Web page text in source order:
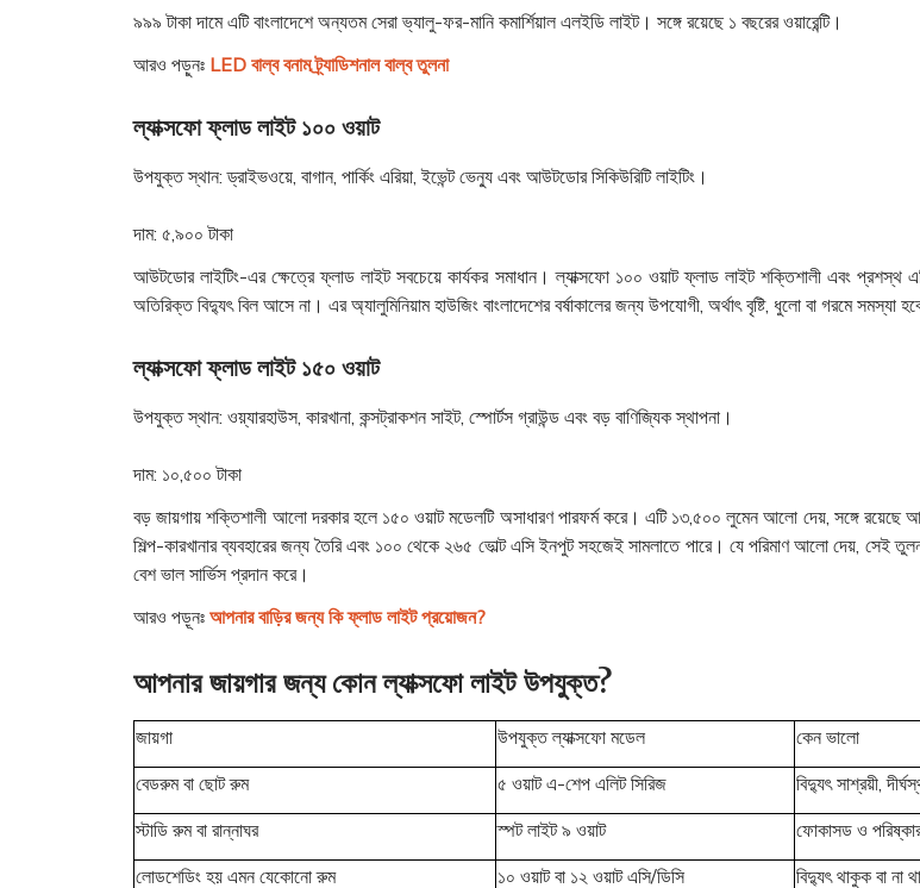
৯৯৯ টাকা দামে এটি বাংলাদেশে অন্যতম সেরা ভ্যালু-ফর-মানি কমার্শিয়াল এলইডি লাইট। সঙ্গে রয়েছে ১ বছরের ওয়ারেন্টি।
আরও পড়ুনঃ LED বাল্ব বনাম ট্র্যাডিশনাল বাল্ব তুলনা
ল্যাক্সফো ফ্লাড লাইট ১০০ ওয়াট
উপযুক্ত স্থান: ড্রাইভওয়ে, বাগান, পার্কিং এরিয়া, ইভেন্ট ভেন্যু এবং আউটডোর সিকিউরিটি লাইটিং।
দাম: ৫,৯০০ টাকা
আউটডোর লাইটিং-এর ক্ষেত্রে ফ্লাড লাইট সবচেয়ে কার্যকর সমাধান। ল্যাক্সফো ১০০ ওয়াট ফ্লাড লাইট শক্তিশালী এবং
অতিরিক্ত বিদ্যুৎ বিল আসে না। এর অ্যালুমিনিয়াম হাউজিং বাংলাদেশের বর্ষাকালের জন্য উপযোগী, অর্থাৎ বৃষ্টি, ধুলো বা গরমে সমস্যা
ল্যাক্সফো ফ্লাড লাইট ১৫০ ওয়াট
উপযুক্ত স্থান: ওয়্যারহাউস, কারখানা, কন্সট্রাকশন সাইট, স্পোর্টস গ্রাউন্ড এবং বড় বাণিজ্যিক স্থাপনা।
দাম: ১০,৫০০ টাকা
বড় জায়গায় শক্তিশালী আলো দরকার হলে ১৫০ ওয়াট মডেলটি অসাধারণ পারফর্ম করে। এটি ১৩,৫০০ লুমেন আলো দেয়, সঙ্গে রয়েছে
শিল্প-কারখানার ব্যবহারের জন্য তৈরি এবং ১০০ থেকে ২৬৫ ভোল্ট এসি ইনপুট সহজেই সামলাতে পারে। যে পরিমাণ আলো দেয়, সেই
বেশ ভাল সার্ভিস প্রদান করে।
আরও পড়ূনঃ আপনার বাড়ির জন্য কি ফ্লাড লাইট প্রয়োজন?
আপনার জায়গার জন্য কোন ল্যাক্সফো লাইট উপযুক্ত?
জায়গা উপযুক্ত ল্যাক্সফো মডেল
কেন ভালো
বেডরুম বা ছোট রুম
৫ ওয়াট এ-শেপ এলিট সিরিজ
বিদ্যুৎ সাশ্রয়ী,
স্টাডি রুম বা রান্নাঘর
স্পট লাইট ৯ ওয়াট
ফোকাসড ও
লোডশেডিং হয় এমন যেকোনো রুম
১০ ওয়াট বা ১২ ওয়াট এসি/ডিসি বিদ্যুৎ থাকুক বা না